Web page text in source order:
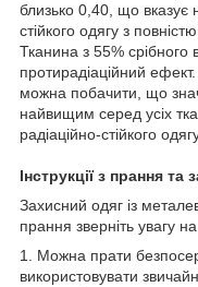
близько 0,40, що вказує
стійкого одягу з
Тканина з 55%
протирадіаційний
можна побачити, що
найвищим серед усіх
радіаційно-стійкого
Інструкції з прання та
Захисний одяг із
прання зверніть увагу
1. Можна прати
використовувати